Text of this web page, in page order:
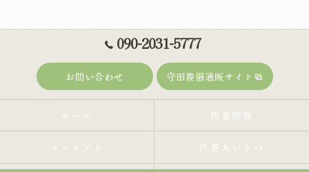
090-2031-5777
お問い合わせ 守田農園通販サイト
ホーム 新着情報
コンセプト 代表あいさつ